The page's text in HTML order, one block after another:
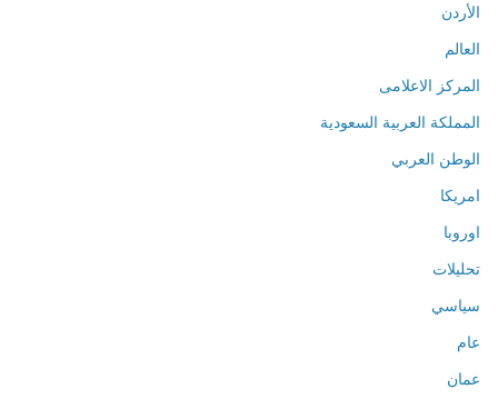
الأردن
العالم
المركز الاعلامى
المملكة العربية السعودية
الوطن العربي
امريكا
اوروبا
تحليلات
سياسي
عام
عمان